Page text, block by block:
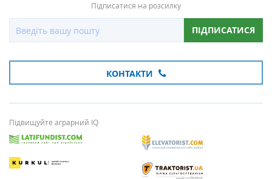
Підписатися на розсилку
ПІДПИСАТИСЯ
КОНТАКТИ
Підвищуйте аграрний IQ